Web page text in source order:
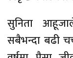
सुनिता
सबैभन्दा बढी